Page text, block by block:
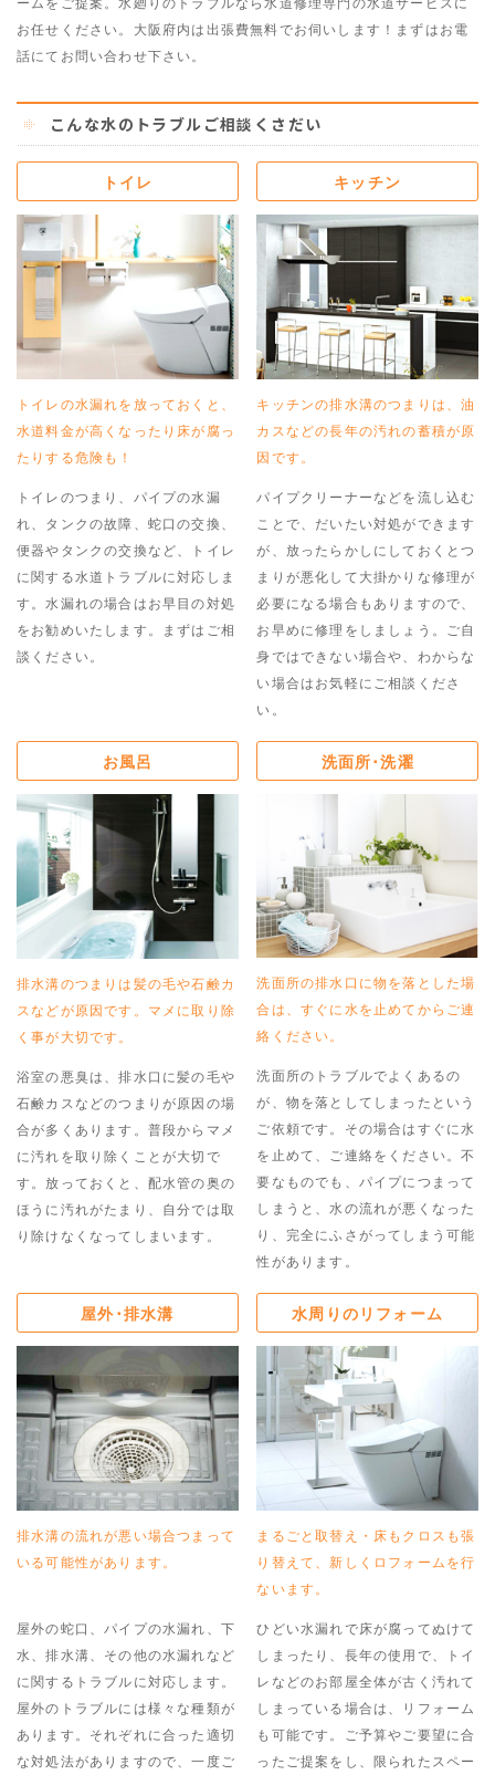
お任せください。大阪府内は出張費無料でお伺いします！まずはお電
話にてお問い合わせ下さい。
こんな水のトラブルご相談くさだい
トイレ
トイレの水漏れを放っておくと、
水道料金が高くなったり床が腐っ
たりする危険も！
トイレのつまり、パイプの水漏
れ、タンクの故障、蛇口の交換、
便器やタンクの交換など、トイレ
に関する水道トラブルに対応しま
す。水漏れの場合はお早目の対処
をお勧めいたします。まずはご相
談ください。
キッチン
キッチンの排水溝のつまりは、油
カスなどの長年の汚れの蓄積が原
因です。
パイプクリーナーなどを流し込む
ことで、だいたい対処ができます
が、放ったらかしにしておくとつ
まりが悪化して大掛かりな修理が
必要になる場合もありますので、
お早めに修理をしましょう。ご自
身ではできない場合や、わからな
い場合はお気軽にご相談くださ
い。
お風呂
排水溝のつまりは髪の毛や石鹸カ
スなどが原因です。マメに取り除
く事が大切です。
浴室の悪臭は、排水口に髪の毛や
石鹸カスなどのつまりが原因の場
合が多くあります。普段からマメ
に汚れを取り除くことが大切で
す。放っておくと、配水管の奥の
ほうに汚れがたまり、自分では取
り除けなくなってしまいます。
洗面所･洗濯
洗面所の排水口に物を落とした場
合は、すぐに水を止めてからご連
絡ください。
洗面所のトラブルでよくあるの
が、物を落としてしまったという
ご依頼です。その場合はすぐに水
を止めて、ご連絡をください。不
要なものでも、パイプにつまって
しまうと、水の流れが悪くなった
り、完全にふさがってしまう可能
性があります。
屋外･排水溝
排水溝の流れが悪い場合つまって
いる可能性があります。
屋外の蛇口、パイプの水漏れ、下
水、排水溝、その他の水漏れなど
に関するトラブルに対応します。
屋外のトラブルには様々な種類が
あります。それぞれに合った適切
な対処法がありますので、一度ご
水周りのリフォーム
まるごと取替え・床もクロスも張
り替えて、新しくロフォームを行
ないます。
ひどい水漏れで床が腐ってぬけて
しまったり、長年の使用で、トイ
レなどのお部屋全体が古く汚れて
しまっている場合は、リフォーム
も可能です。ご予算やご要望に合
ったご提案をし、限られたスペー